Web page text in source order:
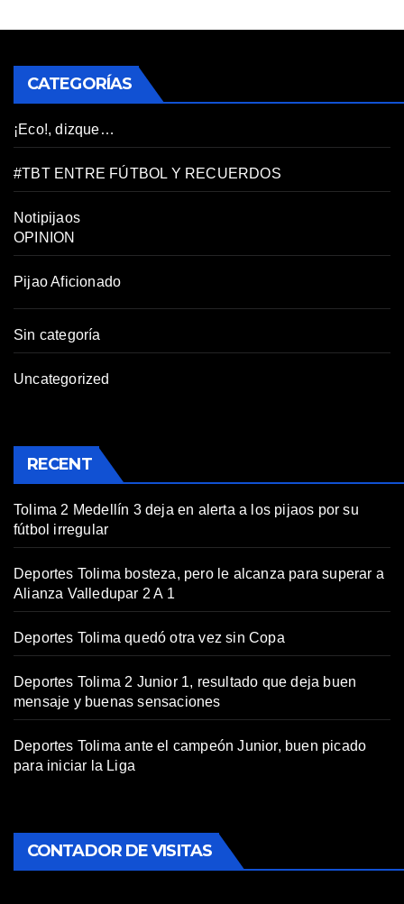
CATEGORÍAS
¡Eco!, dizque…
#TBT ENTRE FÚTBOL Y RECUERDOS
Notipijaos
OPINION
Pijao Aficionado
Sin categoría
Uncategorized
RECENT
Tolima 2 Medellín 3 deja en alerta a los pijaos por su
fútbol irregular
Deportes Tolima bosteza, pero le alcanza para superar a
Alianza Valledupar 2 A 1
Deportes Tolima quedó otra vez sin Copa
Deportes Tolima 2 Junior 1, resultado que deja buen
mensaje y buenas sensaciones
Deportes Tolima ante el campeón Junior, buen picado
para iniciar la Liga
CONTADOR DE VISITAS